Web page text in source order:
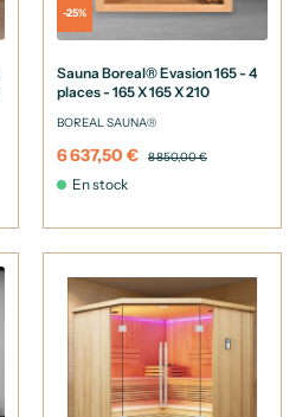
-25%
Sauna Boreal® Evasion 165 - 4
places - 165 X 165 X 210
BOREAL SAUNA®
6 637,50 € 8 850,00 €
En stock